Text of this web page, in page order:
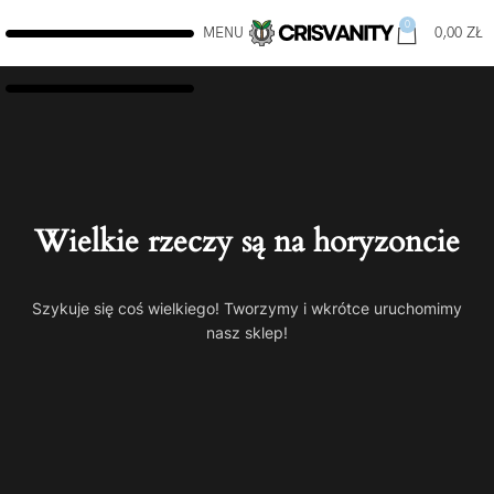
MENU 0 0,00 ZŁ
Wielkie rzeczy są na horyzoncie
Szykuje się coś wielkiego! Tworzymy i wkrótce uruchomimy
nasz sklep!